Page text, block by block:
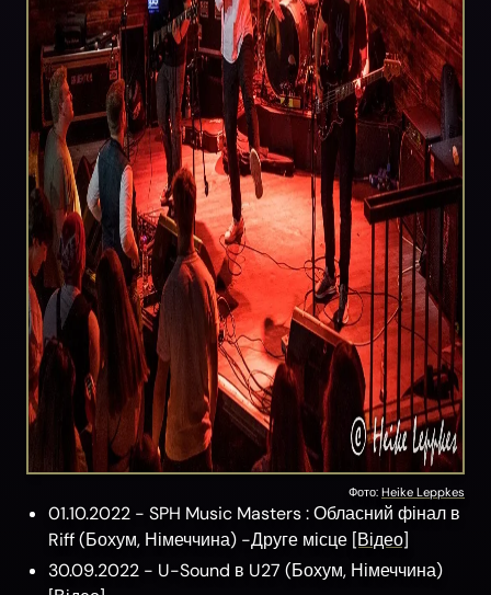
Фото: Heike Leppkes
01.10.2022 - SPH Music Masters: Обласний фінал в
Riff(Бохум, Німеччина) -Друге місце [Відео]
30.09.2022 - U-Sound в U27 (Бохум, Німеччина)